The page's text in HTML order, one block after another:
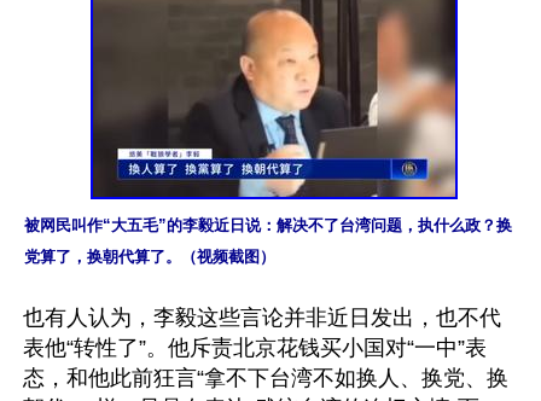
被网民叫作“大五毛”的李毅近日说：解决不了台湾问题，执什么政？换
党算了，换朝代算了。（视频截图）
也有人认为，李毅这些言论并非近日发出，也不代
表他“转性了”。他斥责北京花钱买小国对“一中”表
态，和他此前狂言“拿不下台湾不如换人、换党、换